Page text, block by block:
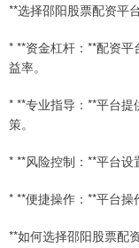
**选择邵阳股票配资平
* **资金杠杆：**配资
益率。
* **专业指导：**平台
策。
* **风险控制：**平台设
* **便捷操作：**平台操
**如何选择邵阳股票配